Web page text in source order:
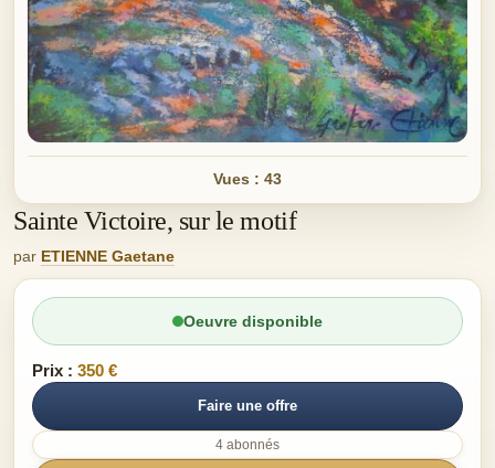
Vues : 43
Sainte Victoire, sur le motif
par ETIENNE Gaetane
Oeuvre disponible
Prix : 350 €
Faire une offre
4 abonnés